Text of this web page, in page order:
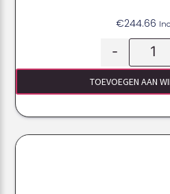
€244.66
-
TOEVOEGEN AAN